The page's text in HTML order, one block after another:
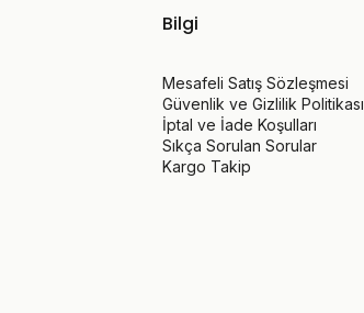
Bilgi
Mesafeli Satış Sözleşmesi
Güvenlik ve Gizlilik Politikası
İptal ve İade Koşulları
Sıkça Sorulan Sorular
Kargo Takip